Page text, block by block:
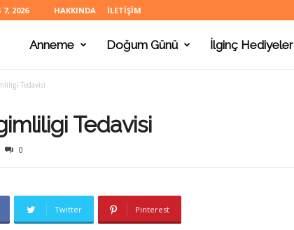
7, 2026 HAKKINDA İLETIŞIM
Anneme Doğum Günü İlginç Hediyeler
Tedavisi
Tedavisi
0
Twitter Pinterest